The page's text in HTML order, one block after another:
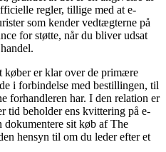
regler, tillige med at e-
som kender vedtægterne på
for støtte, når du bliver udsat
køber er klar over de primære
i forbindelse med bestillingen, til
forhandleren har. I den relation er
tid beholder ens kvittering på e-
dokumentere sit køb af The
hensyn til om du leder efter et